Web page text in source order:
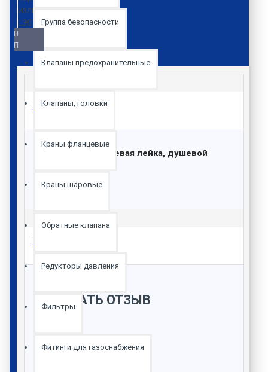
Группа безопасности
Клапаны предохранительные
Клапаны, головки
Краны фланцевые
Краны шаровые
Обратные клапана
Редукторы давления
Фильтры
Фитинги для газоснабжения
Описание
душевая лейка, душевой
Страна Китай
НАПИСАТЬ ОТЗЫВ